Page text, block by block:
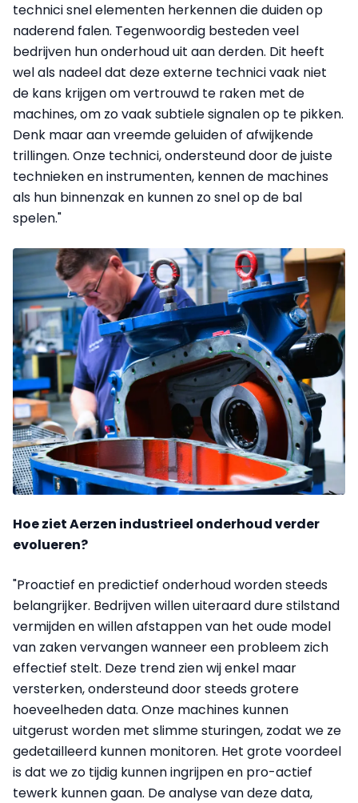
technici snel elementen herkennen die duiden op
naderend falen. Tegenwoordig besteden veel
bedrijven hun onderhoud uit aan derden. Dit heeft
wel als nadeel dat deze externe technici vaak niet
de kans krijgen om vertrouwd te raken met de
machines, om zo vaak subtiele signalen op te pikken.
Denk maar aan vreemde geluiden of afwijkende
trillingen. Onze technici, ondersteund door de juiste
technieken en instrumenten, kennen de machines
als hun binnenzak en kunnen zo snel op de bal
spelen."
Hoe ziet Aerzen industrieel onderhoud verder
evolueren?
"Proactief en predictief onderhoud worden steeds
belangrijker. Bedrijven willen uiteraard dure stilstand
vermijden en willen afstappen van het oude model
van zaken vervangen wanneer een probleem zich
effectief stelt. Deze trend zien wij enkel maar
versterken, ondersteund door steeds grotere
hoeveelheden data. Onze machines kunnen
uitgerust worden met slimme sturingen, zodat we ze
gedetailleerd kunnen monitoren. Het grote voordeel
is dat we zo tijdig kunnen ingrijpen en pro-actief
tewerk kunnen gaan. De analyse van deze data,